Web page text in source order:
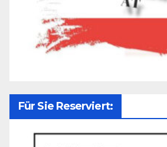
Für Sie Reserviert: